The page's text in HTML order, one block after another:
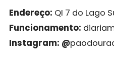
Endereço: QI 7 do Lago
Funcionamento:
Instagram: @